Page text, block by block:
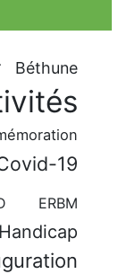
Béthune
19
ERBM
Handicap